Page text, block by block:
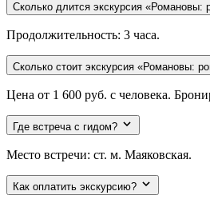
Сколько длится экскурсия «Романовы:
Продолжительность: 3 часа.
Сколько стоит экскурсия «Романовы:
Цена от 1 600 руб. с человека.
Где встреча с гидом?
Место встречи: ст. м. Маяковская.
Как оплатить экскурсию?